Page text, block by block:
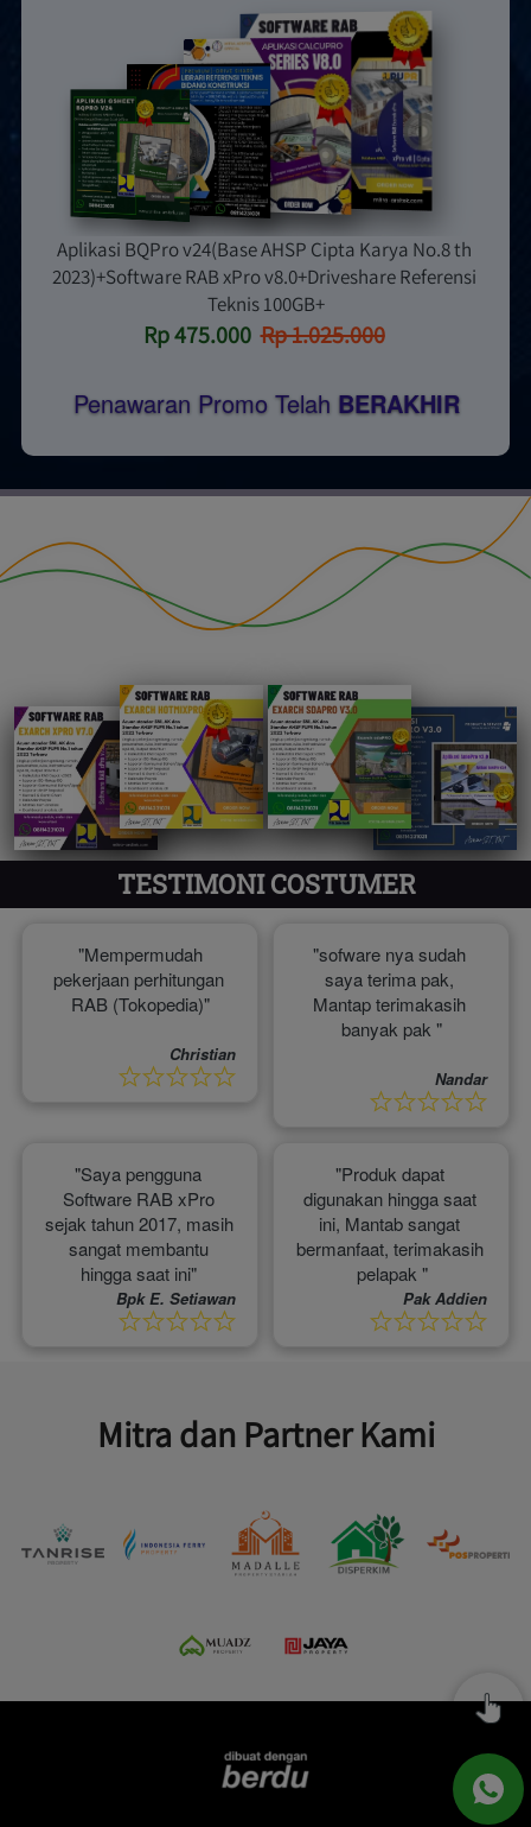
Aplikasi BQPro v24(Base AHSP Cipta Karya No.8 th
2023)+Software RAB xPro v8.0+Driveshare Referensi
Teknis 100GB+
Rp 475.000 Rp 1.025.000
Penawaran Promo Telah BERAKHIR
TESTIMONI COSTUMER
"Mempermudah
pekerjaan perhitungan
RAB (Tokopedia)"
Christian
"sofware nya sudah
saya terima pak,
Mantap terimakasih
banyak pak "
Nandar
"Saya pengguna
Software RAB xPro
sejak tahun 2017, masih
sangat membantu
hingga saat ini"
Bpk E. Setiawan
"Produk dapat
digunakan hingga saat
ini, Mantab sangat
bermanfaat, terimakasih
pelapak "
Pak Addien
Mitra dan Partner Kami